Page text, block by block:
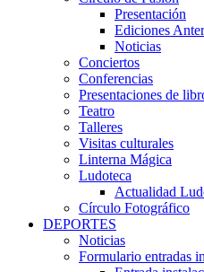
Presentación
Ediciones
Noticias
Conciertos
Conferencias
Presentaciones de
Teatro
Talleres
Visitas culturales
Linterna Mágica
Ludoteca
Actualidad
Círculo Fotográfico
DEPORTES
Noticias
Formulario entradas